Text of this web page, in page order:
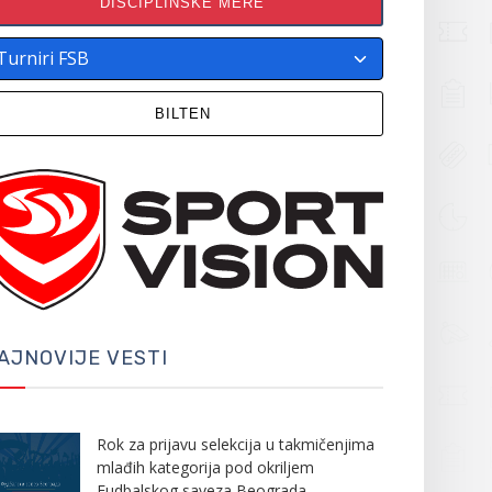
BILTEN
VESTI
Rok za prijavu selekcija u takmičenjima
mlađih kategorija pod okriljem